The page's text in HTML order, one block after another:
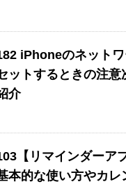
iPhoneのネット
ットするときの注意
介
【リマインダーア
本的な使い方やカレ